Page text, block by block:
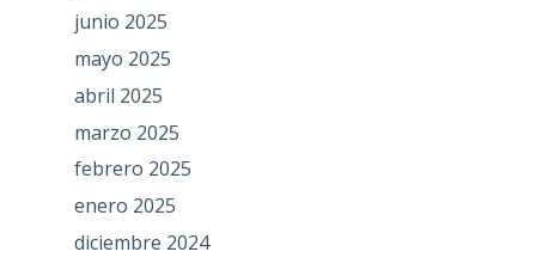
junio 2025
mayo 2025
abril 2025
marzo 2025
febrero 2025
enero 2025
diciembre 2024